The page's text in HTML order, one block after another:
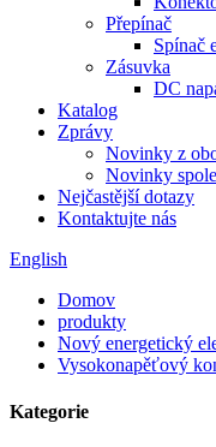
Přepínač
Spínač
Zásuvka
DC
Katalog
Zprávy
Novinky z
Novinky
Nejčastější dotazy
Kontaktujte nás
English
Domov
produkty
Nový energetický
Vysokonapěťový
Kategorie